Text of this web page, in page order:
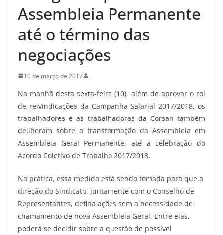
Assembleia Permanente
até o término das
negociações
10 de março de 2017
Na manhã desta sexta-feira (10), além de aprovar o rol
de reivindicações da Campanha Salarial 2017/2018, os
trabalhadores e as trabalhadoras da Corsan também
deliberam sobre a transformação da Assembleia em
Assembleia Geral Permanente, até a celebração do
Acordo Coletivo de Trabalho 2017/2018.
Na prática, essa medida está sendo tomada para que a
direção do Sindicato, juntamente com o Conselho de
Representantes, defina ações sem a necessidade de
chamamento de nova Assembleia Geral. Entre elas,
poderá se decidir sobre a questão de possível